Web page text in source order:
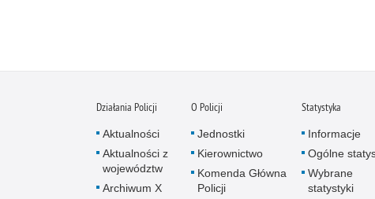
Działania Policji
Aktualności
Aktualności z
województw
Archiwum X
O Policji
Jednostki
Kierownictwo
Komenda Główna
Policji
Statystyka
Informacje
Ogólne
Wybrane
statystyki